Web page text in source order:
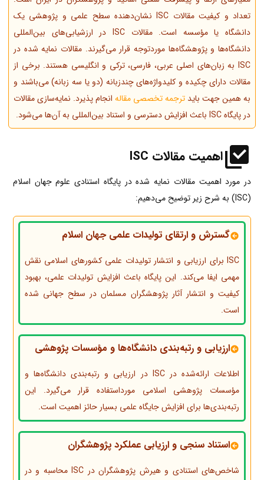
تعداد و کیفیت مقالات ISC نشان‌دهنده سطح علمی و پژوهشی یک
دانشگاه یا مؤسسه است. مقالات ISC در ارزشیابی‌های بین‌المللی
دانشگاه‌ها و پژوهشگاه‌ها موردتوجه قرار می‌گیرند. مقالات نمایه شده در
ISC به زبان‌های اصلی عربی، فارسی، ترکی و انگلیسی هستند. برخی از
مقالات دارای چکیده و کلیدواژه‌های چندزبانه (دو یا سه زبانه) می‌باشند و
به همین جهت باید ترجمه تخصصی مقاله انجام پذیرد. نمایه‌سازی مقالات
در پایگاه ISC باعث افزایش دسترسی و استناد بین‌المللی به آن‌ها می‌شود.
اهمیت مقالات ISC
در مورد اهمیت مقالات نمایه شده در پایگاه استنادی علوم جهان اسلام
(ISC) به شرح زیر توضیح می‌دهیم:
گسترش و ارتقای تولیدات علمی جهان اسلام
ISC برای ارزیابی و انتشار تولیدات علمی کشورهای اسلامی نقش
مهمی ایفا می‌کند. این پایگاه باعث افزایش تولیدات علمی، بهبود
کیفیت و انتشار آثار پژوهشگران مسلمان در سطح جهانی شده
است.
ارزیابی و رتبه‌بندی دانشگاه‌ها و مؤسسات پژوهشی
اطلاعات ارائه‌شده در ISC در ارزیابی و رتبه‌بندی دانشگاه‌ها و
مؤسسات پژوهشی اسلامی مورداستفاده قرار می‌گیرد. این
رتبه‌بندی‌ها برای افزایش جایگاه علمی بسیار حائز اهمیت است.
استناد سنجی و ارزیابی عملکرد پژوهشگران
شاخص‌های استنادی و هیرش پژوهشگران در ISC محاسبه و در